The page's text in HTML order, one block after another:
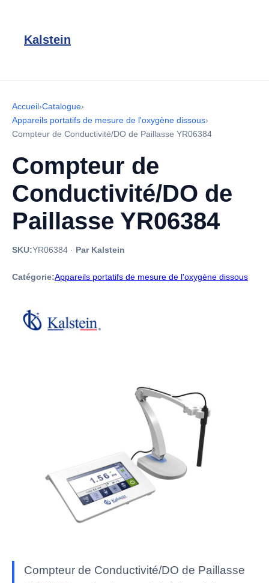
Kalstein
Accueil›Catalogue›
Appareils portatifs de mesure de l'oxygène dissous›
Compteur de Conductivité/DO de Paillasse YR06384
Compteur de
Conductivité/DO de
Paillasse YR06384
SKU:YR06384 · Par Kalstein
Catégorie:Appareils portatifs de mesure de l'oxygène dissous
Compteur de Conductivité/DO de Paillasse